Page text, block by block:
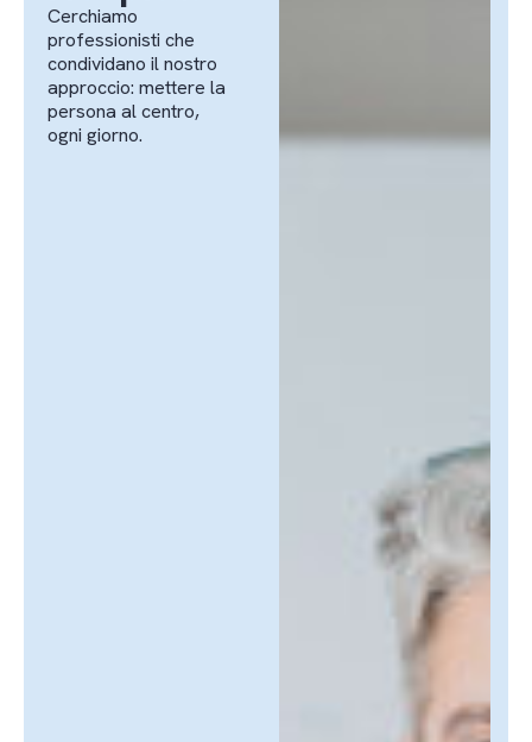
Cerchiamo
professionisti che
condividano il nostro
approccio: mettere la
persona al centro,
ogni giorno.